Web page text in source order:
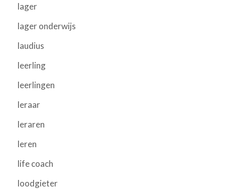
lager
lager onderwijs
laudius
leerling
leerlingen
leraar
leraren
leren
life coach
loodgieter